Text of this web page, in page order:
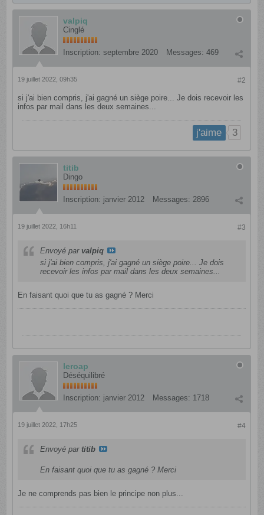
valpiq
Cinglé
Inscription: septembre 2020 Messages: 469
#2
19 juillet 2022, 09h35
si j'ai bien compris, j'ai gagné un siège poire... Je dois recevoir les
infos par mail dans les deux semaines...
j'aime 3
titib
Dingo
Inscription: janvier 2012 Messages: 2896
#3
19 juillet 2022, 16h11
Envoyé par valpiq
si j'ai bien compris, j'ai gagné un siège poire... Je dois
recevoir les infos par mail dans les deux semaines...
En faisant quoi que tu as gagné ? Merci
leroap
Déséquilibré
Inscription: janvier 2012 Messages: 1718
#4
19 juillet 2022, 17h25
Envoyé partitib
En faisant quoi que tu as gagné ? Merci
Je ne comprends pas bien le principe non plus...